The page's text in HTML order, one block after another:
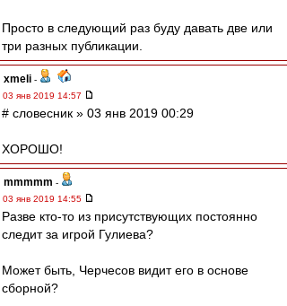
Просто в следующий раз буду давать две или
три разных публикации.
xmeli -
03 янв 2019 14:57
# словесник » 03 янв 2019 00:29
ХОРОШО!
mmmmm -
03 янв 2019 14:55
Разве кто-то из присутствующих постоянно
следит за игрой Гулиева?
Может быть, Черчесов видит его в основе
сборной?